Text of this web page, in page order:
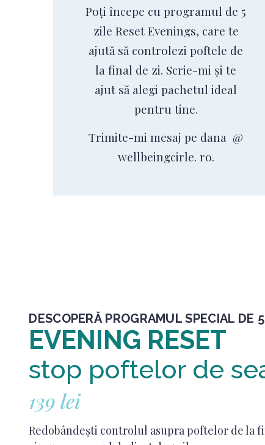
Poți începe cu programul de 5
zile Reset Evenings, care te
ajută să controlezi poftele de
la final de zi. Scrie-mi și te
ajut să alegi pachetul ideal
pentru tine.
Trimite-mi mesaj pe dana @
wellbeingcirle. ro.
DESCOPERĂ PROGRAMUL SPECIAL DE
EVENING RESET
stop poftelor de
139 lei
Redobândești controlul asupra poftelor de la